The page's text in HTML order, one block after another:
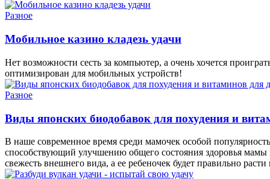
Разное
Мобильное казино кладезь удачи
Нет возможности сесть за компьютер, а очень хочется
оптимизирован для мобильных устройств!
Разное
Виды японских биодобавок для похудения и
В наше современное время среди мамочек особой
способствующий улучшению общего состояния здоровья
свежесть внешнего вида, а ее ребеночек будет правильно